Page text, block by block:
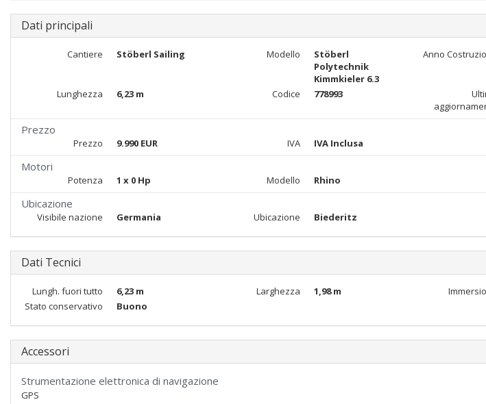
Dati principali
Cantiere Stöberl Sailing Modello
Stöberl
Polytechnik
Kimmkieler 6.3
Anno
Lunghezza 6,23 m Codice 778993
Prezzo
Prezzo 9.990 EUR IVA IVA Inclusa
Motori
Potenza 1 x 0 Hp Modello Rhino
Ubicazione
Visibile nazione Germania Ubicazione Biederitz
Dati Tecnici
Lungh. fuori tutto 6,23 m Larghezza 1,98 m
Stato conservativo
Buono
Accessori
Strumentazione elettronica di navigazione
GPS